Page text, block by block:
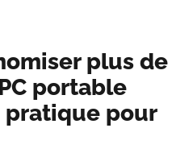
plus de
portable
pratique pour